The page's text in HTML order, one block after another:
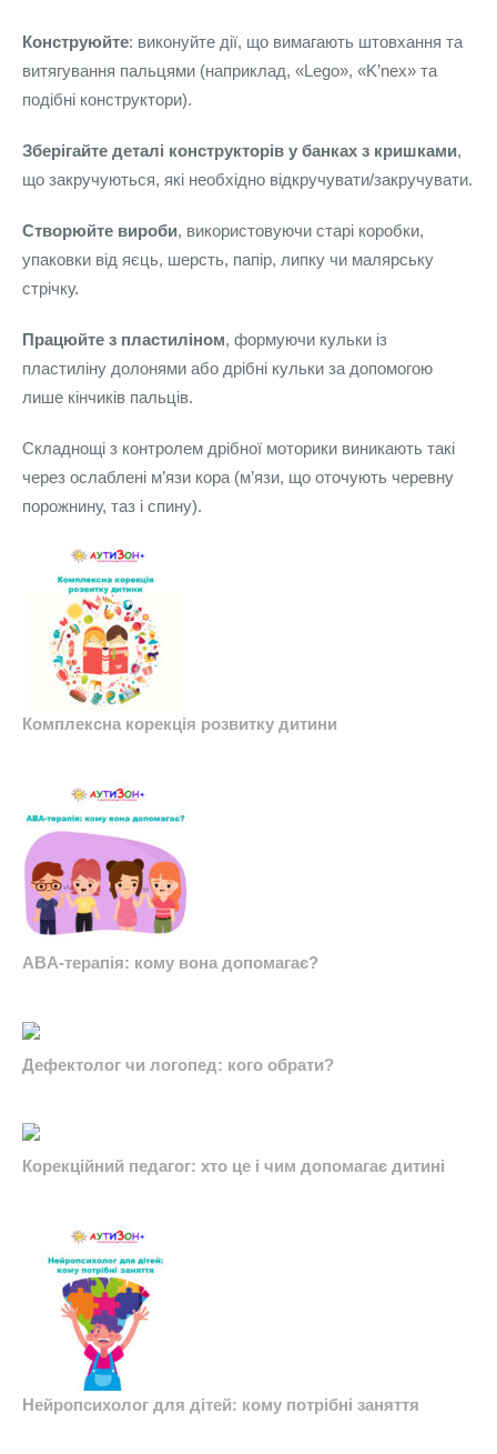
Конструюйте: виконуйте дії, що вимагають штовхання та
витягування пальцями (наприклад, «Lego», «K’nex» та
подібні конструктори).
Зберігайте деталі конструкторів у банках з кришками,
що закручуються, які необхідно відкручувати/закручувати.
Створюйте вироби, використовуючи старі коробки,
упаковки від яєць, шерсть, папір, липку чи малярську
стрічку.
Працюйте з пластиліном, формуючи кульки із
пластиліну долонями або дрібні кульки за допомогою
лише кінчиків пальців.
Складнощі з контролем дрібної моторики виникають такі
через ослаблені м’язи кора (м’язи, що оточують черевну
порожнину, таз і спину).
Комплексна корекція розвитку дитини
ABA-терапія: кому вона допомагає?
Дефектолог чи логопед: кого обрати?
Корекційний педагог: хто це і чим допомагає дитині
Нейропсихолог для дітей: кому потрібні заняття